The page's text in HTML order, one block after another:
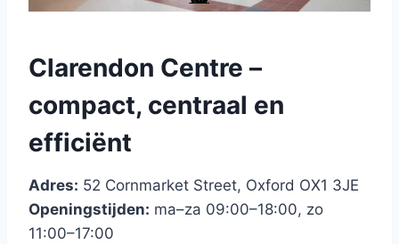
Clarendon Centre –
compact, centraal en
efficiënt
Adres: 52 Cornmarket Street, Oxford OX1 3JE
Openingstijden: ma–za 09:00–18:00, zo
11:00–17:00